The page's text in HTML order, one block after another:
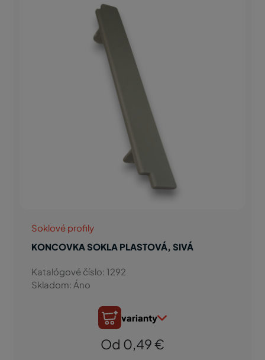
Soklové profily
KONCOVKA SOKLA PLASTOVÁ, SIVÁ
Katalógové číslo: 1292
Skladom: Áno
varianty
Od 0,49 €